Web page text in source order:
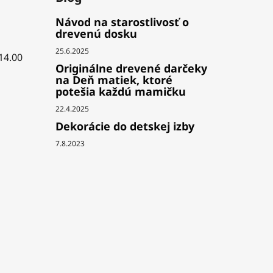
Návod na starostlivosť o
drevenú dosku
25.6.2025
Originálne drevené darčeky
na Deň matiek, ktoré
potešia každú mamičku
22.4.2025
Dekorácie do detskej izby
7.8.2023